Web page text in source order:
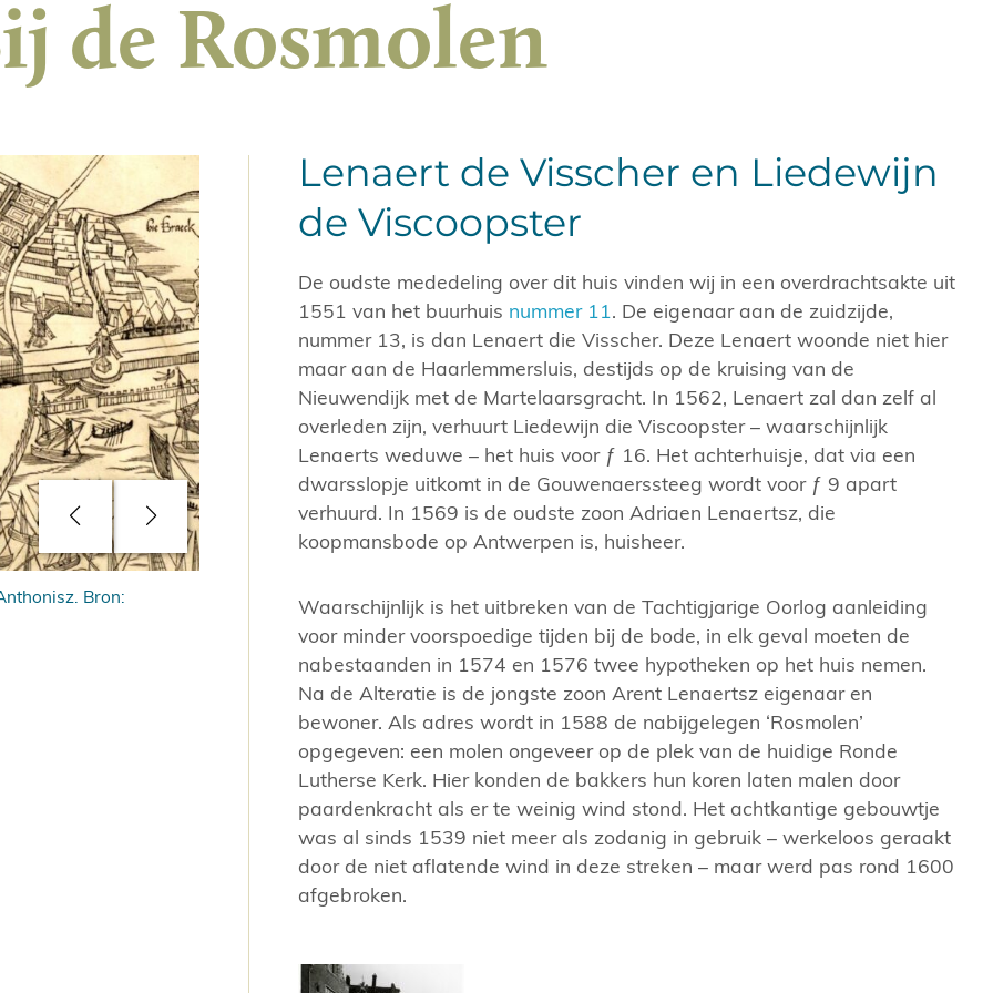
de Rosmolen
Bron: In 1932 na de verbouwing. Bron: Stadsarchief Amsterdam
De Rosmolen
Stadsarchief
Lenaert de Visscher en Liedewijn
de Viscoopster
De oudste mededeling over dit huis vinden wij in een overdrachtsakte uit
1551 van het buurhuis nummer 11. De eigenaar aan de zuidzijde,
nummer 13, is dan Lenaert die Visscher. Deze Lenaert woonde niet hier
maar aan de Haarlemmersluis, destijds op de kruising van de
Nieuwendijk met de Martelaarsgracht. In 1562, Lenaert zal dan zelf al
overleden zijn, verhuurt Liedewijn die Viscoopster – waarschijnlijk
Lenaerts weduwe – het huis voor ƒ 16. Het achterhuisje, dat via een
dwarsslopje uitkomt in de Gouwenaerssteeg wordt voor ƒ 9 apart
verhuurd. In 1569 is de oudste zoon Adriaen Lenaertsz, die
koopmansbode op Antwerpen is, huisheer.
Waarschijnlijk is het uitbreken van de Tachtigjarige Oorlog aanleiding
voor minder voorspoedige tijden bij de bode, in elk geval moeten de
nabestaanden in 1574 en 1576 twee hypotheken op het huis nemen.
Na de Alteratie is de jongste zoon Arent Lenaertsz eigenaar en
bewoner. Als adres wordt in 1588 de nabijgelegen ‘Rosmolen’
opgegeven: een molen ongeveer op de plek van de huidige Ronde
Lutherse Kerk. Hier konden de bakkers hun koren laten malen door
paardenkracht als er te weinig wind stond. Het achtkantige gebouwtje
was al sinds 1539 niet meer als zodanig in gebruik – werkeloos geraakt
door de niet aflatende wind in deze streken – maar werd pas rond 1600
afgebroken.